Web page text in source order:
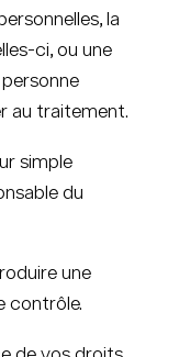
la
ci, ou une
au traitement.
simple
du
une
contrôle.